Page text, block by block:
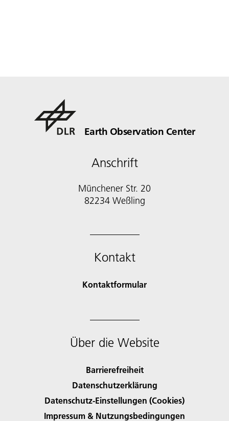
Earth Observation Center
Anschrift
Münchener Str. 20
Kontakt
Kontaktformular
Über die Website
Barrierefreiheit
Datenschutzerklärung
Datenschutz-Einstellungen (Cookies)
Impressum & Nutzungsbedingungen